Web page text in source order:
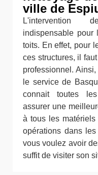
ville de
L'intervention
indispensable pour
toits. En effet, pour
ces structures, il
professionnel.
le service de
connait toutes
assurer une
à tous les
opérations dans
vous voulez avoir
suffit de visiter son